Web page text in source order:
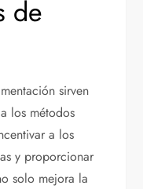
de
sirven
los métodos
a los
y proporcionar
solo mejora la